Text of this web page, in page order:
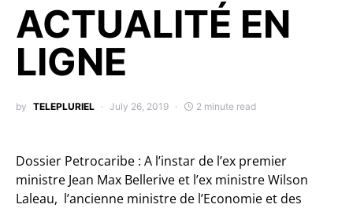
ACTUALITÉ EN
LIGNE
by TELEPLURIEL July 26, 2019 2 minute read
Dossier Petrocaribe : A l’instar de l’ex premier
ministre Jean Max Bellerive et l’ex ministre Wilson
Laleau, l’ancienne ministre de l’Economie et des